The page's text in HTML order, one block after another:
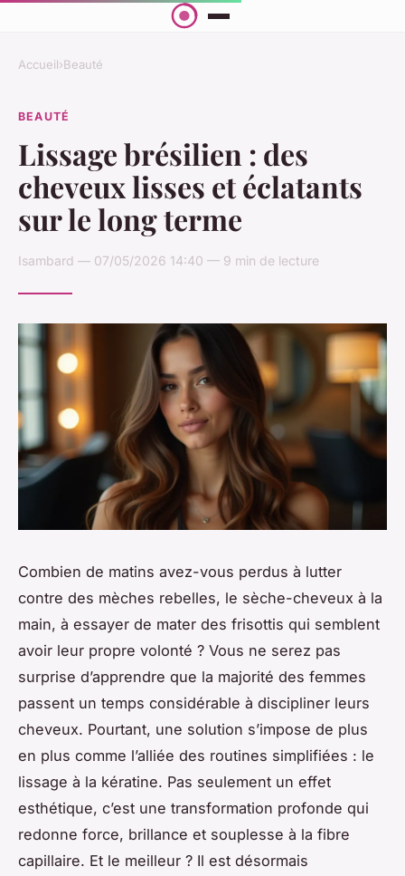
Accueil›Beauté
BEAUTÉ
Lissage brésilien : des
cheveux lisses et éclatants
sur le long terme
Isambard — 07/05/2026 14:40 — 9 min de lecture
Combien de matins avez-vous perdus à lutter
contre des mèches rebelles, le sèche-cheveux à la
main, à essayer de mater des frisottis qui semblent
avoir leur propre volonté ? Vous ne serez pas
surprise d’apprendre que la majorité des femmes
passent un temps considérable à discipliner leurs
cheveux. Pourtant, une solution s’impose de plus
en plus comme l’alliée des routines simplifiées : le
lissage à la kératine. Pas seulement un effet
esthétique, c’est une transformation profonde qui
redonne force, brillance et souplesse à la fibre
capillaire. Et le meilleur ? Il est désormais